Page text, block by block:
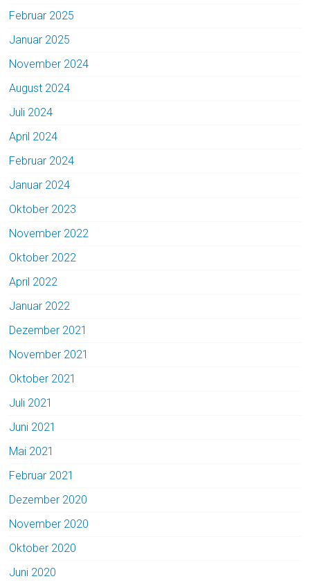
Februar 2025
Januar 2025
November 2024
August 2024
Juli 2024
April 2024
Februar 2024
Januar 2024
Oktober 2023
November 2022
Oktober 2022
April 2022
Januar 2022
Dezember 2021
November 2021
Oktober 2021
Juli 2021
Juni 2021
Mai 2021
Februar 2021
Dezember 2020
November 2020
Oktober 2020
Juni 2020